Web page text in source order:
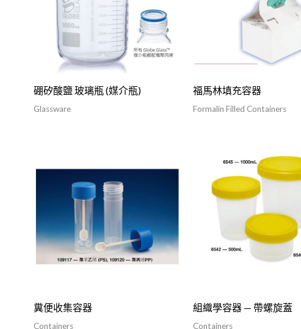
硼矽酸鹽 玻璃瓶 (媒介瓶)
Glassware
福馬林填充容器
Formalin Filled Containers
糞便收集容器
Containers
組織學容器 — 帶螺旋蓋
Containers